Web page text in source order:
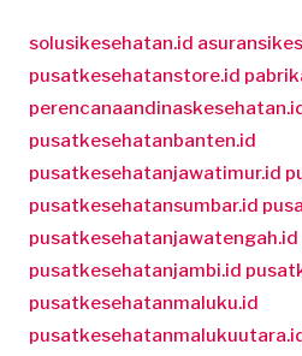
solusikesehatan.id
pusatkesehatanstore.id
perencanaandinaskesehatan.id
pusatkesehatanbanten.id
pusatkesehatanjawatimur.id
pusatkesehatansumbar.id
pusatkesehatanjawatengah.id
pusatkesehatanjambi.id
pusatkesehatanmaluku.id
pusatkesehatanmalukuutara.id